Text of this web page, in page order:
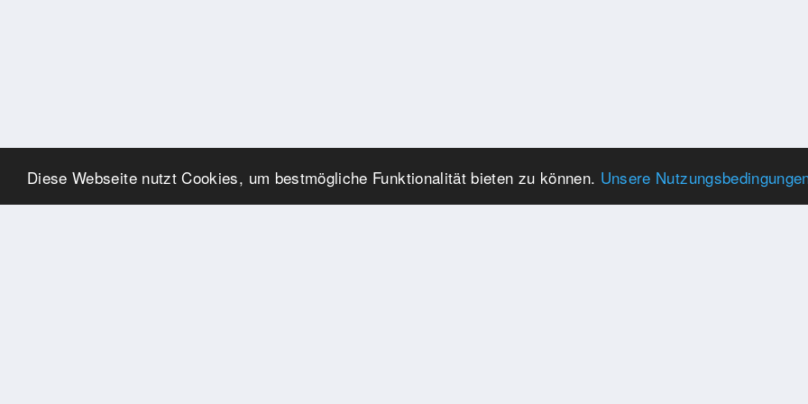
Diese Webseite nutzt Cookies, um bestmögliche Funktionalität bieten zu können. Unsere